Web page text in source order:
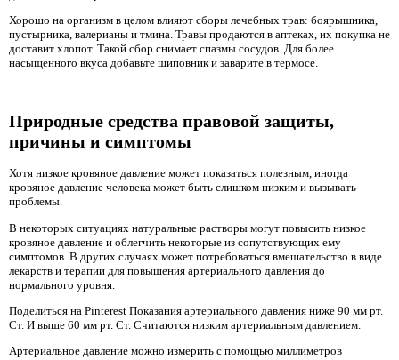
Хорошо на организм в целом влияют сборы лечебных трав: боярышника,
пустырника, валерианы и тмина. Травы продаются в аптеках, их покупка не
доставит хлопот. Такой сбор снимает спазмы сосудов. Для более
насыщенного вкуса добавьте шиповник и заварите в термосе.
.
Природные средства правовой защиты,
причины и симптомы
Хотя низкое кровяное давление может показаться полезным, иногда
кровяное давление человека может быть слишком низким и вызывать
проблемы.
В некоторых ситуациях натуральные растворы могут повысить низкое
кровяное давление и облегчить некоторые из сопутствующих ему
симптомов. В других случаях может потребоваться вмешательство в виде
лекарств и терапии для повышения артериального давления до
нормального уровня.
Поделиться на Pinterest Показания артериального давления ниже 90 мм рт.
Ст. И выше 60 мм рт. Ст. Считаются низким артериальным давлением.
Артериальное давление можно измерить с помощью миллиметров